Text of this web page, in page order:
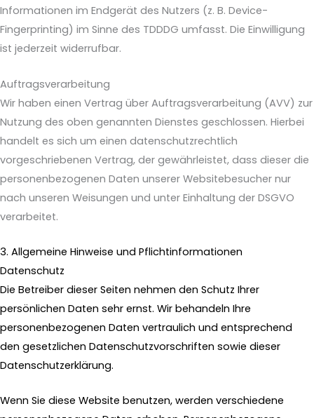
Informationen im Endgerät des Nutzers (z. B. Device-
Fingerprinting) im Sinne des TDDDG umfasst. Die Einwilligung
ist jederzeit widerrufbar.
Auftragsverarbeitung
Wir haben einen Vertrag über Auftragsverarbeitung (AVV) zur
Nutzung des oben genannten Dienstes geschlossen. Hierbei
handelt es sich um einen datenschutzrechtlich
vorgeschriebenen Vertrag, der gewährleistet, dass dieser die
personenbezogenen Daten unserer Websitebesucher nur
nach unseren Weisungen und unter Einhaltung der DSGVO
verarbeitet.
3. Allgemeine Hinweise und Pflicht­informationen
Datenschutz
Die Betreiber dieser Seiten nehmen den Schutz Ihrer
persönlichen Daten sehr ernst. Wir behandeln Ihre
personenbezogenen Daten vertraulich und entsprechend
den gesetzlichen Datenschutzvorschriften sowie dieser
Datenschutzerklärung.
Wenn Sie diese Website benutzen, werden verschiedene